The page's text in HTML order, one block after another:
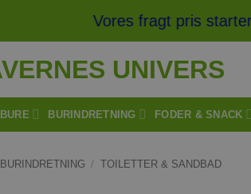
Vores fragt pris
BURE BURINDRETNING FODER & SNACK
BURINDRETNING / TOILETTER & SANDBAD